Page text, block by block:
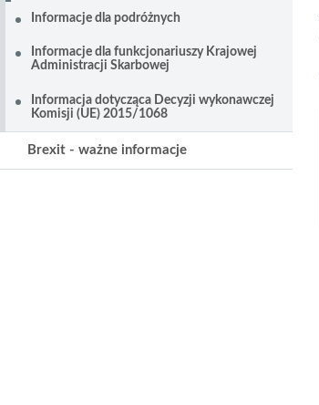
Informacje dla podróżnych
Informacje dla funkcjonariuszy Krajowej
Administracji Skarbowej
Informacja dotycząca Decyzji wykonawczej
Komisji (UE) 2015/1068
Brexit - ważne informacje